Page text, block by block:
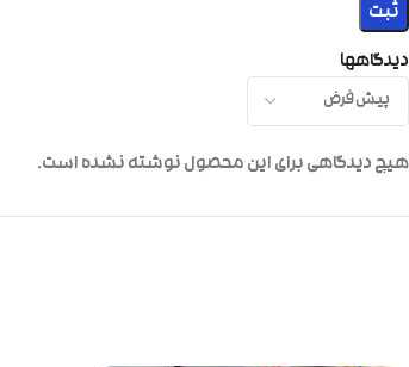
دیدگاهها
هیچ دیدگاهی برای این محصول نوشته نشده است.